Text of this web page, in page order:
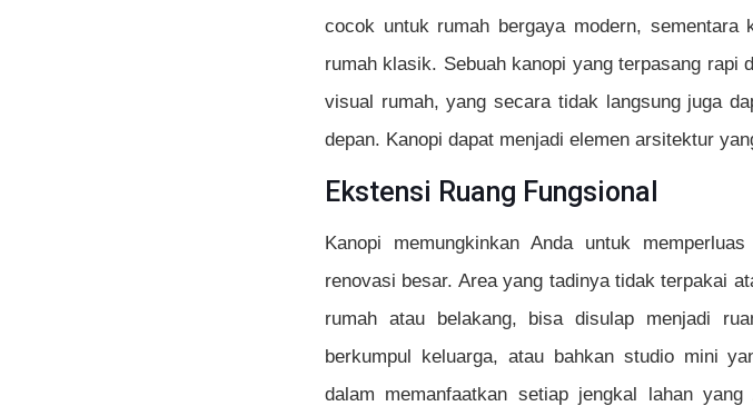
cocok untuk rumah bergaya modern, sementara
rumah klasik. Sebuah kanopi yang terpasang
visual rumah, yang secara tidak langsung juga
depan. Kanopi dapat menjadi elemen arsitektur
Ekstensi Ruang Fungsional
Kanopi memungkinkan Anda untuk
renovasi besar. Area yang tadinya tidak terpakai
rumah atau belakang, bisa disulap menjadi
berkumpul keluarga, atau bahkan studio mini
dalam memanfaatkan setiap jengkal lahan